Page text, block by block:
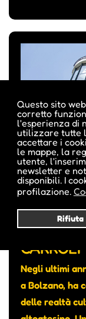
Questo sito
corretto
l'esperienza di
utilizzare tutte
accettare i
le mappe, la
utente,
newsletter e
disponibili. I
profilazione.
Rifiuta
UN
CARROLI
Negli ultimi
a Bolzano, ha
delle realtà